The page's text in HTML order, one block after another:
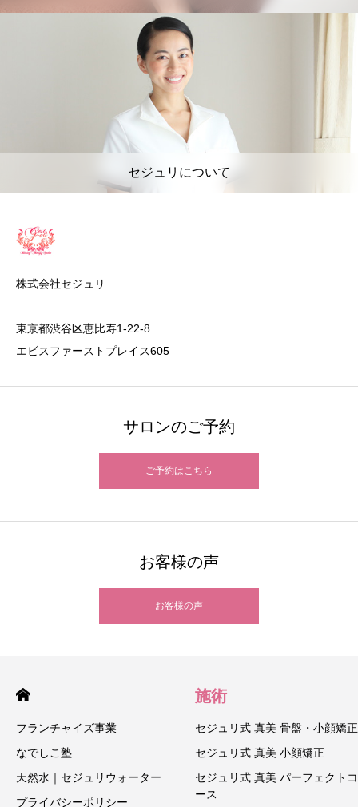
セジュリについて
株式会社セジュリ
東京都渋谷区恵比寿1-22-8
エビスファーストプレイス605
サロンのご予約
ご予約はこちら
お客様の声
お客様の声
フランチャイズ事業
なでしこ塾
天然水｜セジュリウォーター
プライバシーポリシー
施術
セジュリ式 真美 骨盤・小顔矯正
セジュリ式 真美 小顔矯正
セジュリ式 真美 パーフェクトコ
ース